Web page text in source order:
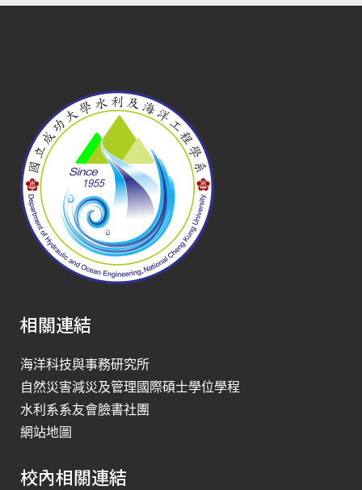
相關連結
海洋科技與事務研究所
自然災害減災及管理國際碩士學位學程
水利系系友會臉書社團
網站地圖
校內相關連結